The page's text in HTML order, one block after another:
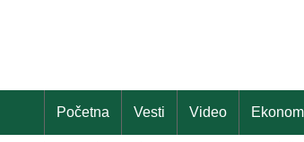
Početna Vesti Video